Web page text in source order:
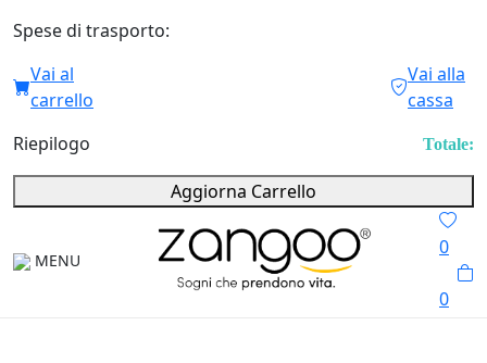
Spese di trasporto:
Vai al
carrello
Vai alla
cassa
Riepilogo
Totale:
Aggiorna Carrello
MENU
0
0